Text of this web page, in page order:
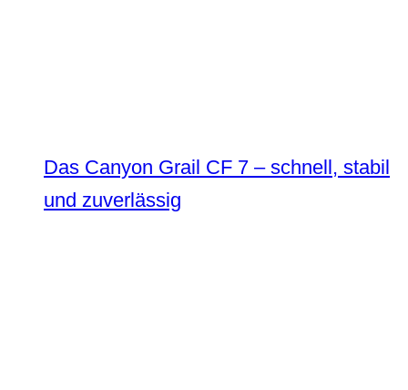
Das Canyon Grail CF 7 – schnell, stabil
und zuverlässig